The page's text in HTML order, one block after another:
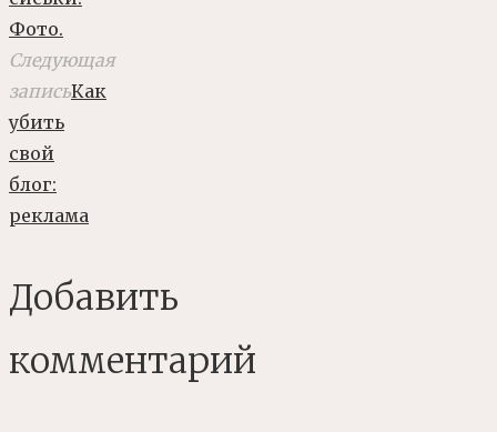
Фото.
Следующая
записьКак
убить
свой
блог:
реклама
Добавить
комментарий